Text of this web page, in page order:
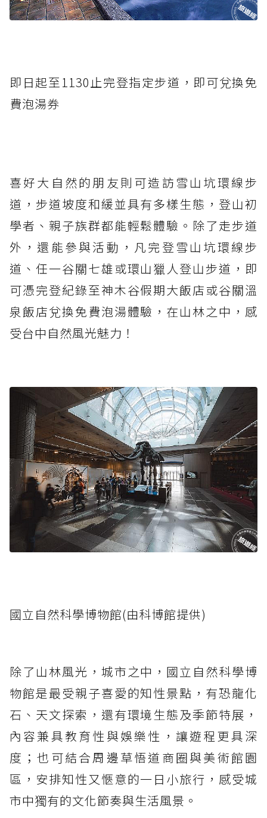
即日起至1130止完登指定步道，即可兌換免
費泡湯券
喜好大自然的朋友則可造訪雪山坑環線步
道，步道坡度和緩並具有多樣生態，登山初
學者、親子族群都能輕鬆體驗。除了走步道
外，還能參與活動，凡完登雪山坑環線步
道、任一谷關七雄或環山獵人登山步道，即
可憑完登紀錄至神木谷假期大飯店或谷關溫
泉飯店兌換免費泡湯體驗，在山林之中，感
受台中自然風光魅力！
國立自然科學博物館(由科博館提供)
除了山林風光，城市之中，國立自然科學博
物館是最受親子喜愛的知性景點，有恐龍化
石、天文探索，還有環境生態及季節特展，
內容兼具教育性與娛樂性，讓遊程更具深
度；也可結合周邊草悟道商圈與美術館園
區，安排知性又愜意的一日小旅行，感受城
市中獨有的文化節奏與生活風景。